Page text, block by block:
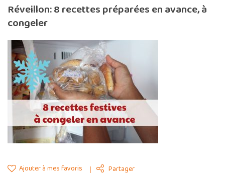
Réveillon: 8 recettes préparées en avance, à
congeler
Ajouter à mes favoris Partager